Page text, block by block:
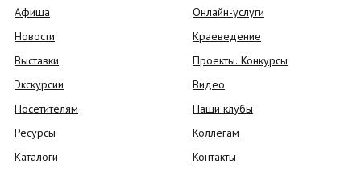
Афиша
Новости
Выставки
Экскурсии
Посетителям
Ресурсы
Каталоги
Онлайн-услуги
Краеведение
Проекты. Конкурсы
Видео
Наши клубы
Коллегам
Контакты